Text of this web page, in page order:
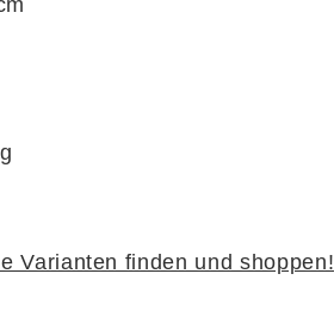
Varianten finden und shoppen!